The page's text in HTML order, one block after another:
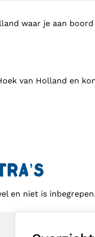
waar je aan
van Holland en
en niet is